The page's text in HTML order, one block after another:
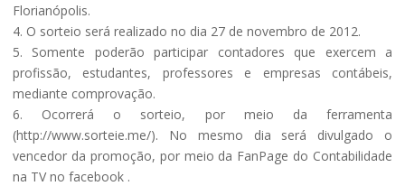
Florianópolis.
4. O sorteio será realizado no dia 27 de novembro de 2012.
5. Somente poderão participar contadores que exercem a
profissão, estudantes, professores e empresas contábeis,
mediante comprovação.
6. Ocorrerá o sorteio, por meio da ferramenta
(http://www.sorteie.me/). No mesmo dia será divulgado o
vencedor da promoção, por meio da FanPage do Contabilidade
na TV no facebook .